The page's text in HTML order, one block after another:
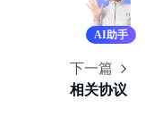
下一篇
相关协议
AI助手